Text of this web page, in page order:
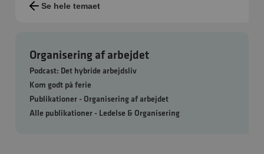
Se hele temaet
Organisering af arbejdet
Podcast: Det hybride arbejdsliv
Kom godt på ferie
Publikationer - Organisering af arbejdet
Alle publikationer - Ledelse & Organisering